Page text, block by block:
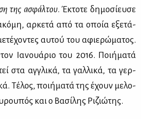
της ασφάλ­του. Έκτο­τε δη­μο­σί­ευ­σε
αρ­κε­τά από τα οποία εξε­τά­
αυ­τού του αφιε­ρώ­μα­τος.
Ια­νουά­ριο του 2016. Ποι­ή­μα­τά
στα αγ­γλι­κά, τα γαλ­λι­κά, τα γερ­
Τέ­λος, ποι­ή­μα­τά της έχουν με­λο­
και ο Βα­σί­λης Ρι­ζιώ­της.